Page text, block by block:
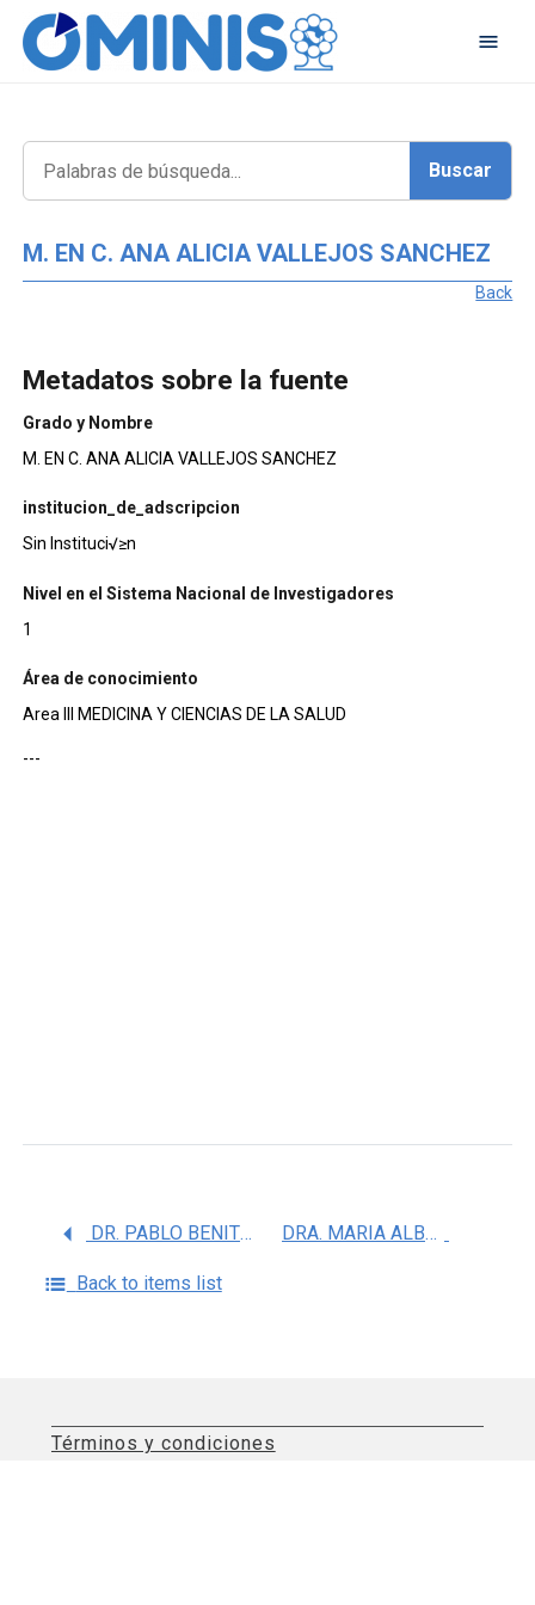
M. EN C. ANA ALICIA VALLEJOS SANCHEZ
Back
Metadatos sobre la fuente
Grado y Nombre
M. EN C. ANA ALICIA VALLEJOS SANCHEZ
institucion_de_adscripcion
Sin Instituci√≥n
Nivel en el Sistema Nacional de Investigadores
1
Área de conocimiento
Area III MEDICINA Y CIENCIAS DE LA SALUD
---
DR. PABLO BENITO BAUTISTA GARCIA DRA. MARIA ALBA LOROÃ‘O PINO
Back to items list
Términos y condiciones